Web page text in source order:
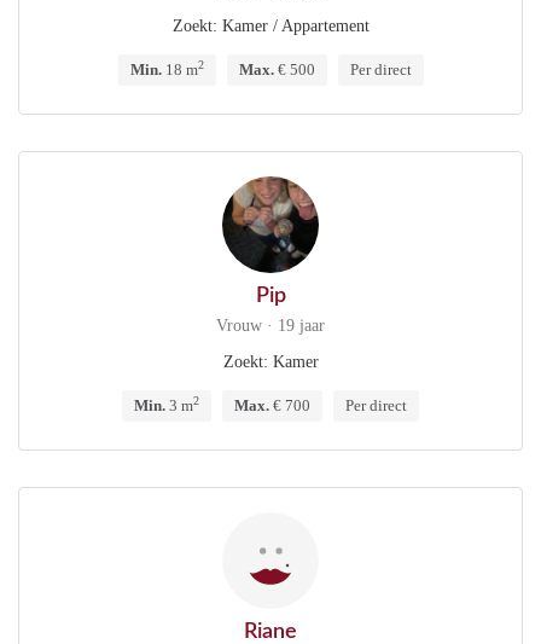
Zoekt: Kamer / Appartement
Min.18 m2 Max.€ 500 Per direct
Pip
Vrouw · 19 jaar
Zoekt: Kamer
Min. 3 m2 Max. € 700 Per direct
Riane